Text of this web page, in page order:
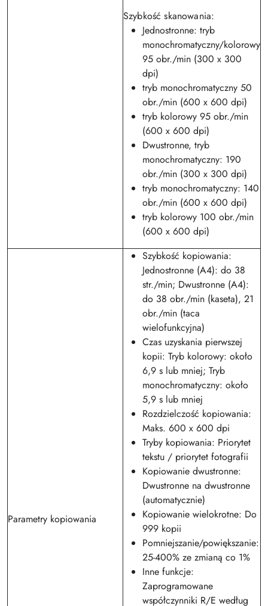
Szybkość skanowania:
Jednostronne: tryb
monochromatyczny/kolorowy
95 obr./min (300 x 300
dpi)
tryb monochromatyczny 50
obr./min (600 x 600 dpi)
tryb kolorowy 95 obr./min
(600 x 600 dpi)
Dwustronne, tryb
monochromatyczny: 190
obr./min (300 x 300 dpi)
tryb monochromatyczny: 140
obr./min (600 x 600 dpi)
tryb kolorowy 100 obr./min
(600 x 600 dpi)
Parametry kopiowania
Szybkość kopiowania:
Jednostronne (A4): do 38
str./min; Dwustronne (A4):
do 38 obr./min (kaseta), 21
obr./min (taca
wielofunkcyjna)
Czas uzyskania pierwszej
kopii: Tryb kolorowy: około
6,9 s lub mniej; Tryb
monochromatyczny: około
5,9 s lub mniej
Rozdzielczość kopiowania:
Maks. 600 x 600 dpi
Tryby kopiowania: Priorytet
tekstu / priorytet fotografii
Kopiowanie dwustronne:
Dwustronne na dwustronne
(automatycznie)
Kopiowanie wielokrotne: Do
999 kopii
Pomniejszanie/powiększanie:
25-400% ze zmianą co 1%
Inne funkcje:
Zaprogramowane
współczynniki R/E według